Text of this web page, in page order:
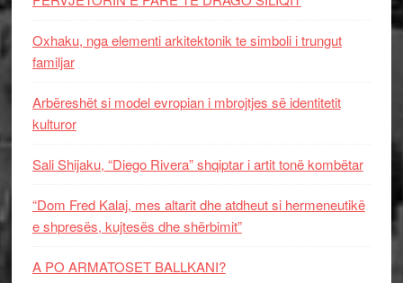
Oxhaku, nga elementi arkitektonik te simboli i trungut
familjar
Arbëreshët si model evropian i mbrojtjes së identitetit
kulturor
Sali Shijaku, “Diego Rivera” shqiptar i artit tonë kombëtar
“Dom Fred Kalaj, mes altarit dhe atdheut si hermeneutikë
e shpresës, kujtesës dhe shërbimit”
A PO ARMATOSET BALLKANI?